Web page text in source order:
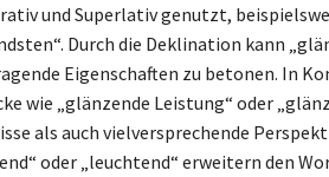
und Superlativ genutzt,
Durch die Deklination kann
Eigenschaften zu betonen. In
wie „glänzende Leistung“ oder
als auch vielversprechende
oder „leuchtend“ erweitern den